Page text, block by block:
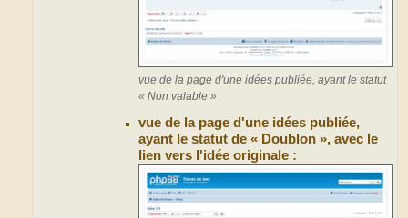
vue de la page d'une idées publiée, ayant le statut
« Non valable »
vue de la page d'une idées publiée,
ayant le statut de « Doublon », avec le
lien vers l'idée originale :